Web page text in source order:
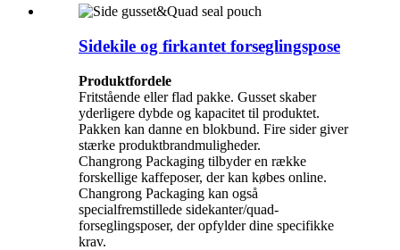
Sidekile og firkantet forseglingspose
Produktfordele
Fritstående eller flad pakke. Gusset skaber
yderligere dybde og kapacitet til produktet.
Pakken kan danne en blokbund. Fire sider giver
stærke produktbrandmuligheder.
Changrong Packaging tilbyder en række
forskellige kaffeposer, der kan købes online.
Changrong Packaging kan også
specialfremstillede sidekanter/quad-
forseglingsposer, der opfylder dine specifikke
krav.